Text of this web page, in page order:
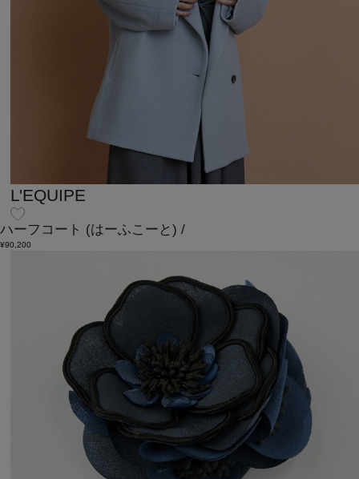
L'EQUIPE
ハーフコート (はーふこーと) /
¥90,200